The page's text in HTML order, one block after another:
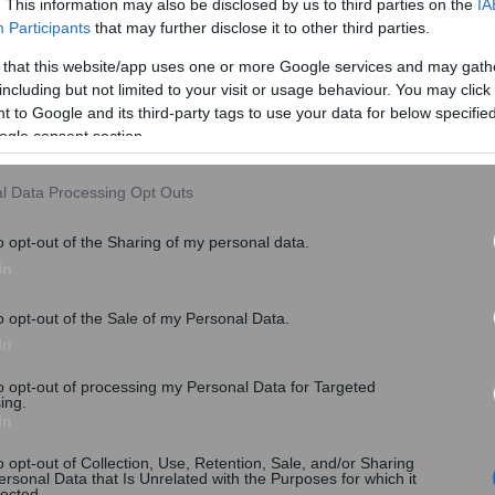
This information may also be disclosed by us to third parties on the
Participants that may further disclose it to other third parties.
that this website/app uses one or more Google services and may
but not limited to your visit or usage behaviour. You may
to Google and its third-party tags to use your data for below
consent section.
Data Processing Opt Outs
opt-out of the Sharing of my personal data.
opt-out of the Sale of my Personal Data.
opt-out of processing my Personal Data for Targeted
opt-out of Collection, Use, Retention, Sale, and/or Sharing
Data that Is Unrelated with the Purposes for which it
παρουσίαση του εκπροσώπου της
δημοσιογραφικά από τα Τουρκικά Μέσα
επιχειρηματικές συναντήσεις μεταξύ
και τουρκικών εταιρειών.